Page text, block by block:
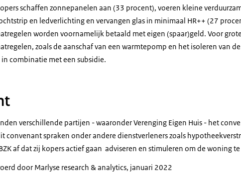
schaffen zonnepanelen aan (33 procent), voeren kleine
en ledverlichting en vervangen glas in minimaal HR++ (27
worden voornamelijk betaald met eigen (spaar)geld. Voor
zoals de aanschaf van een warmtepomp en het isoleren van
combinatie met een subsidie.
verschillende partijen - waaronder Verenging Eigen Huis - het
convenant spraken onder andere dienstverleners zoals
af dat zij kopers actief gaan adviseren en stimuleren om de woning
door Marlyse research & analytics, januari 2022